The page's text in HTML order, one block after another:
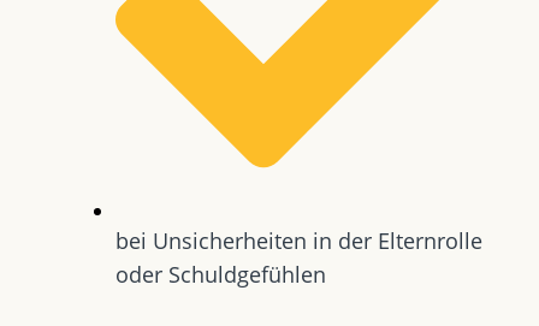
bei Unsicherheiten in der Elternrolle
oder Schuldgefühlen